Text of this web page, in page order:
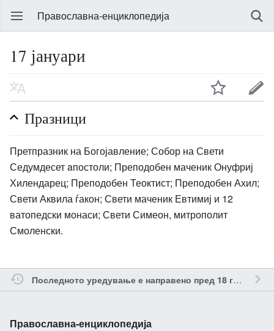
Православна-енциклопедија
17 јануари
Празници
Претпразник на Богојавление; Собор на Свети
Седумдесет aпостоли; Преподобен маченик Онуфриј
Хилендарец; Преподобен Теоктист; Преподобен Ахил;
Свети Аквила ѓакон; Свети маченик Евтимиј и 12
ватопедски монаси; Свети Симеон, митрополит
Смоленски.
Последното уредување е направено пред 18 години од
Православна-енциклопедија